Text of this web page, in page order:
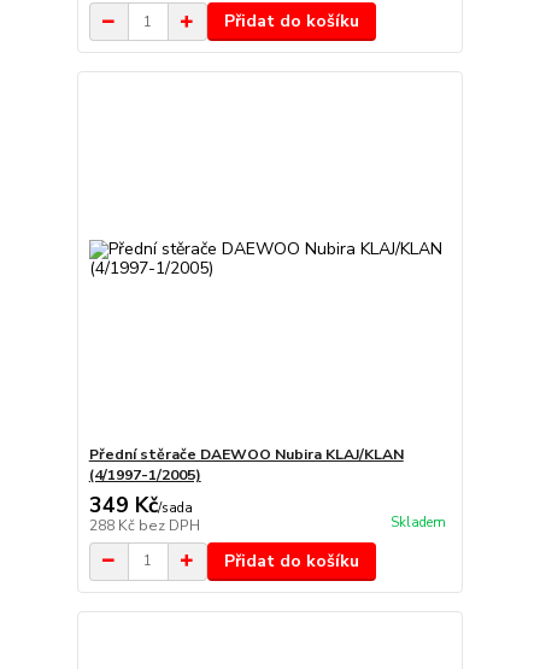
Přidat do košíku
Přední stěrače DAEWOO Nubira KLAJ/KLAN
(4/1997-1/2005)
349 Kč/sada
288 Kč bez DPH Skladem
Přidat do košíku